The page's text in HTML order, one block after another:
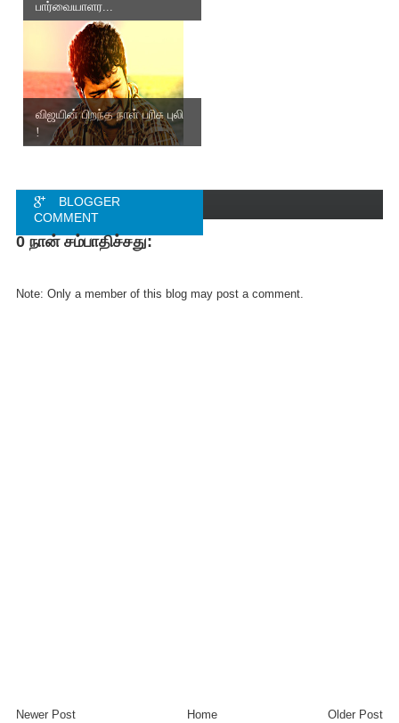
பார்வையாளர...
விஜயின் பிறந்த நாள் பரிசு புலி
!
BLOGGER
COMMENT
FACEBOOK
0 நான் சம்பாதிச்சது:
Note: Only a member of this blog may post a comment.
Newer Post Older Post
Home